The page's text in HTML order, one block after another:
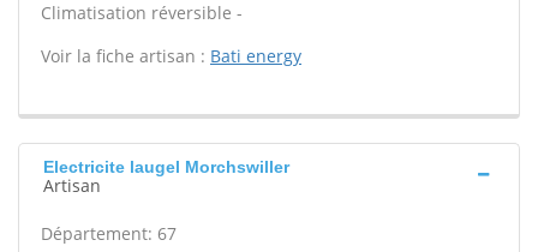
Climatisation réversible -
Voir la fiche artisan : Bati energy
Electricite laugel Morchswiller
Artisan
Département: 67